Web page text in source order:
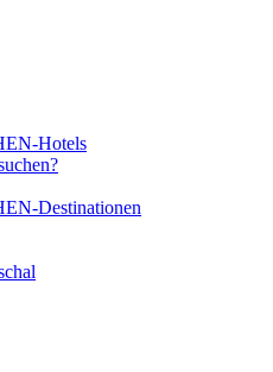
Hotels
Destinationen